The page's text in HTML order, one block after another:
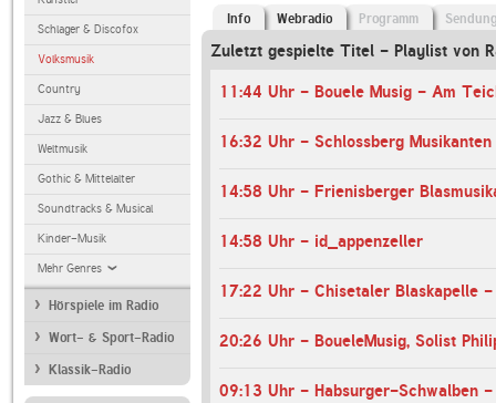
Schlager & Discofox
Volksmusik
Country
Jazz & Blues
Weltmusik
Gothic & Mittelalter
Soundtracks & Musical
Kinder-Musik
Mehr Genres
Hörspiele im Radio
Wort- & Sport-Radio
Klassik-Radio
Info Webradio Programm
Zuletzt gespielte Titel - Playlist von
11:44 Uhr - Bouele Musig - Am
14:58 Uhr - id_appenzeller
17:22 Uhr - Chisetaler Blaskapelle -
09:13 Uhr - Habsurger-Schwalben -